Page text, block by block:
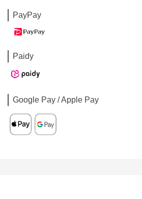
PayPay
Paidy
Google Pay / Apple Pay